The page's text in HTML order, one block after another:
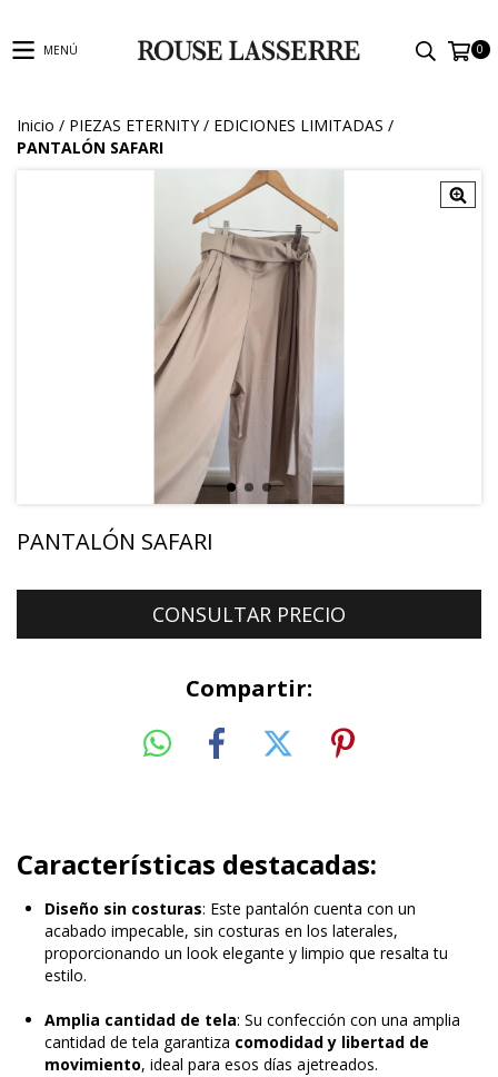
MENÚ 0
Inicio / PIEZAS ETERNITY / EDICIONES LIMITADAS /
PANTALÓN SAFARI
PANTALÓN SAFARI
Compartir:
Características destacadas:
Diseño sin costuras: Este pantalón cuenta con un
acabado impecable, sin costuras en los laterales,
proporcionando un look elegante y limpio que resalta tu
estilo.
Amplia cantidad de tela: Su confección con una amplia
cantidad de tela garantiza comodidad y libertad de
movimiento, ideal para esos días ajetreados.